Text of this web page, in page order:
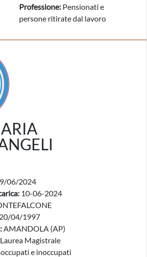
Professione: Pensionati e
persone ritirate dal lavoro
06/2024
10-06-2024
20/04/1997
AMANDOLA (AP)
Laurea Magistrale
e inoccupati